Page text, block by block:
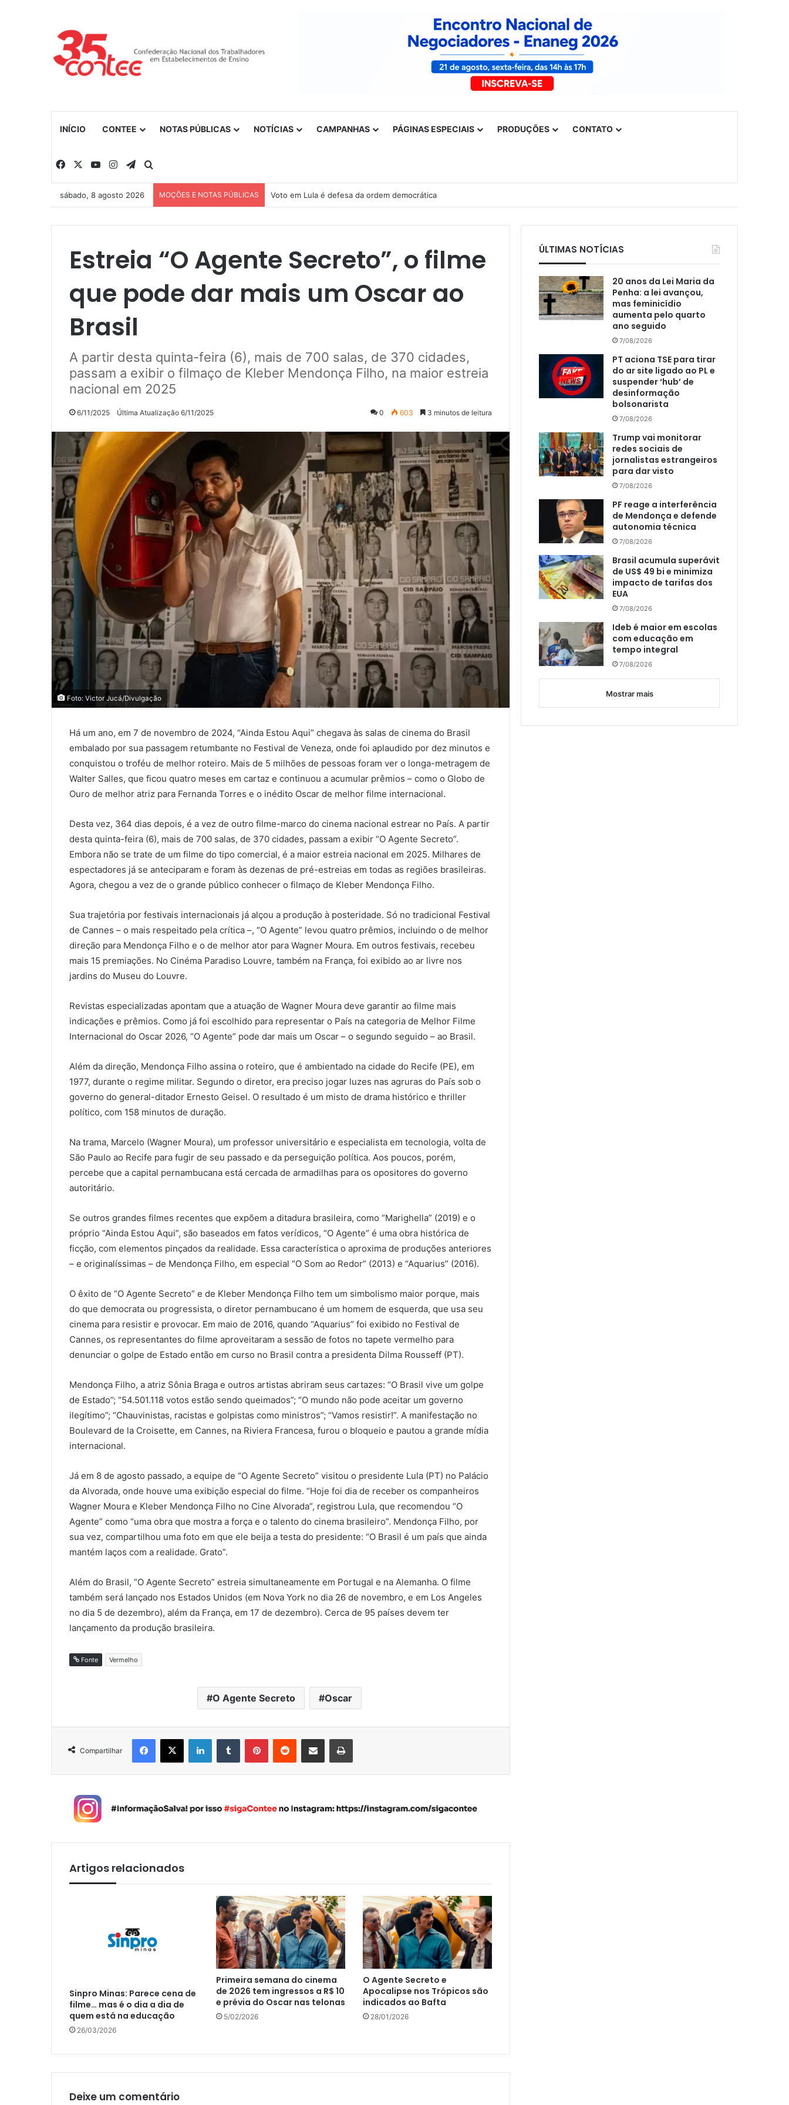
INÍCIO CONTEE NOTAS PÚBLICAS NOTÍCIAS CAMPANHAS PÁGINAS ESPECIAIS PRODUÇÕES CONTATO
Facebook YouTubeInstagramTelegram
sábado, 8 agosto 2026 MOÇÕES E NOTAS PÚBLICAS Nota de solidariedade ao povo venezuelano
Estreia “O Agente Secreto”, o filme
que pode dar mais um Oscar ao
Brasil
A partir desta quinta-feira (6), mais de 700 salas, de 370 cidades,
passam a exibir o filmaço de Kleber Mendonça Filho, na maior estreia
nacional em 2025
6/11/2025 Última Atualização 6/11/2025 0 603 3 minutos de leitura
Foto: Victor Jucá/Divulgação
Há um ano, em 7 de novembro de 2024, “Ainda Estou Aqui” chegava às salas de cinema do Brasil
embalado por sua passagem retumbante no Festival de Veneza, onde foi aplaudido por dez minutos e
conquistou o troféu de melhor roteiro. Mais de 5 milhões de pessoas foram ver o longa-metragem de
Walter Salles, que ficou quatro meses em cartaz e continuou a acumular prêmios – como o Globo de
Ouro de melhor atriz para Fernanda Torres e o inédito Oscar de melhor filme internacional.
Desta vez, 364 dias depois, é a vez de outro filme-marco do cinema nacional estrear no País. A partir
desta quinta-feira (6), mais de 700 salas, de 370 cidades, passam a exibir “O Agente Secreto”.
Embora não se trate de um filme do tipo comercial, é a maior estreia nacional em 2025. Milhares de
espectadores já se anteciparam e foram às dezenas de pré-estreias em todas as regiões brasileiras.
Agora, chegou a vez de o grande público conhecer o filmaço de Kleber Mendonça Filho.
Sua trajetória por festivais internacionais já alçou a produção à posteridade. Só no tradicional Festival
de Cannes – o mais respeitado pela crítica –, “O Agente” levou quatro prêmios, incluindo o de melhor
direção para Mendonça Filho e o de melhor ator para Wagner Moura. Em outros festivais, recebeu
mais 15 premiações. No Cinéma Paradiso Louvre, também na França, foi exibido ao ar livre nos
jardins do Museu do Louvre.
Revistas especializadas apontam que a atuação de Wagner Moura deve garantir ao filme mais
indicações e prêmios. Como já foi escolhido para representar o País na categoria de Melhor Filme
Internacional do Oscar 2026, “O Agente” pode dar mais um Oscar – o segundo seguido – ao Brasil.
Além da direção, Mendonça Filho assina o roteiro, que é ambientado na cidade do Recife (PE), em
1977, durante o regime militar. Segundo o diretor, era preciso jogar luzes nas agruras do País sob o
governo do general-ditador Ernesto Geisel. O resultado é um misto de drama histórico e thriller
político, com 158 minutos de duração.
Na trama, Marcelo (Wagner Moura), um professor universitário e especialista em tecnologia, volta de
São Paulo ao Recife para fugir de seu passado e da perseguição política. Aos poucos, porém,
percebe que a capital pernambucana está cercada de armadilhas para os opositores do governo
autoritário.
Se outros grandes filmes recentes que expõem a ditadura brasileira, como “Marighella” (2019) e o
próprio “Ainda Estou Aqui”, são baseados em fatos verídicos, “O Agente” é uma obra histórica de
ficção, com elementos pinçados da realidade. Essa característica o aproxima de produções anteriores
– e originalíssimas – de Mendonça Filho, em especial “O Som ao Redor” (2013) e “Aquarius” (2016).
O êxito de “O Agente Secreto” e de Kleber Mendonça Filho tem um simbolismo maior porque, mais
do que democrata ou progressista, o diretor pernambucano é um homem de esquerda, que usa seu
cinema para resistir e provocar. Em maio de 2016, quando “Aquarius” foi exibido no Festival de
Cannes, os representantes do filme aproveitaram a sessão de fotos no tapete vermelho para
denunciar o golpe de Estado então em curso no Brasil contra a presidenta Dilma Rousseff (PT).
Mendonça Filho, a atriz Sônia Braga e outros artistas abriram seus cartazes: “O Brasil vive um golpe
de Estado”; “54.501.118 votos estão sendo queimados”; “O mundo não pode aceitar um governo
ilegítimo”; “Chauvinistas, racistas e golpistas como ministros”; “Vamos resistir!”. A manifestação no
Boulevard de la Croisette, em Cannes, na Riviera Francesa, furou o bloqueio e pautou a grande mídia
internacional.
Já em 8 de agosto passado, a equipe de “O Agente Secreto” visitou o presidente Lula (PT) no Palácio
da Alvorada, onde houve uma exibição especial do filme. “Hoje foi dia de receber os companheiros
Wagner Moura e Kleber Mendonça Filho no Cine Alvorada”, registrou Lula, que recomendou “O
Agente” como “uma obra que mostra a força e o talento do cinema brasileiro”. Mendonça Filho, por
sua vez, compartilhou uma foto em que ele beija a testa do presidente: “O Brasil é um país que ainda
mantém laços com a realidade. Grato”.
Além do Brasil, “O Agente Secreto” estreia simultaneamente em Portugal e na Alemanha. O filme
também será lançado nos Estados Unidos (em Nova York no dia 26 de novembro, e em Los Angeles
no dia 5 de dezembro), além da França, em 17 de dezembro). Cerca de 95 países devem ter
lançamento da produção brasileira.
Fonte Vermelho
O Agente Secreto Oscar
Compartilhar
Artigos relacionados
Sinpro Minas: Parece cena de
filme… mas é o dia a dia de
quem está na educação
26/03/2026
Primeira semana do cinema
de 2026 tem ingressos a R$ 10
e prévia do Oscar nas telonas
5/02/2026
O Agente Secreto e
Apocalipse nos Trópicos são
indicados ao Bafta
28/01/2026
Deixe um comentário
ÚLTIMAS NOTÍCIAS
20 anos da Lei Maria da
Penha: a lei avançou,
mas feminicídio
aumenta pelo quarto
ano seguido
7/08/2026
PT aciona TSE para tirar
do ar site ligado ao PL e
suspender ‘hub’ de
desinformação
bolsonarista
7/08/2026
Trump vai monitorar
redes sociais de
jornalistas estrangeiros
para dar visto
7/08/2026
PF reage a interferência
de Mendonça e defende
autonomia técnica
7/08/2026
Brasil acumula superávit
de US$ 49 bi e minimiza
impacto de tarifas dos
EUA
7/08/2026
Ideb é maior em escolas
com educação em
tempo integral
7/08/2026
Mostrar mais